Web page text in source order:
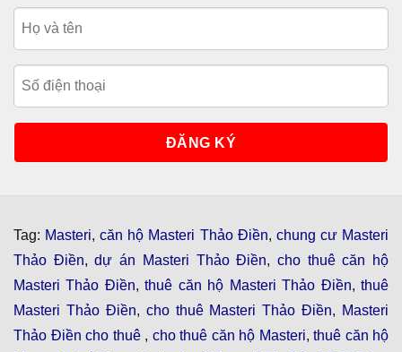
Tag: Masteri,căn hộ Masteri Thảo Điền, chung cư Masteri
Thảo Điền,dự án Masteri Thảo Điền, cho thuê căn hộ
Masteri Thảo Điền,thuê căn hộ Masteri Thảo Điền,thuê
Masteri Thảo Điền, cho thuê Masteri Thảo Điền, Masteri
Thảo Điền cho thuê , cho thuê căn hộ Masteri, thuê căn hộ